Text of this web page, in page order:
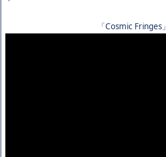
「Cosmic Fringes」